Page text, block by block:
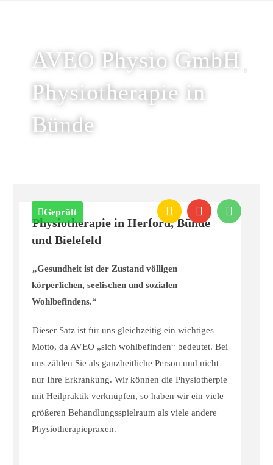
AVEO Physio GmbH
Physiotherapie in
Bünde
Geprüft
Physiotherapie in Herford, Bünde
und Bielefeld
„Gesundheit ist der Zustand völligen
körperlichen, seelischen und sozialen
Wohlbefindens.“
Dieser Satz ist für uns gleichzeitig ein wichtiges
Motto, da AVEO „sich wohlbefinden“ bedeutet. Bei
uns zählen Sie als ganzheitliche Person und nicht
nur Ihre Erkrankung. Wir können die Physiotherpie
mit Heilpraktik verknüpfen, so haben wir ein viele
größeren Behandlungsspielraum als viele andere
Physiotherapiepraxen.